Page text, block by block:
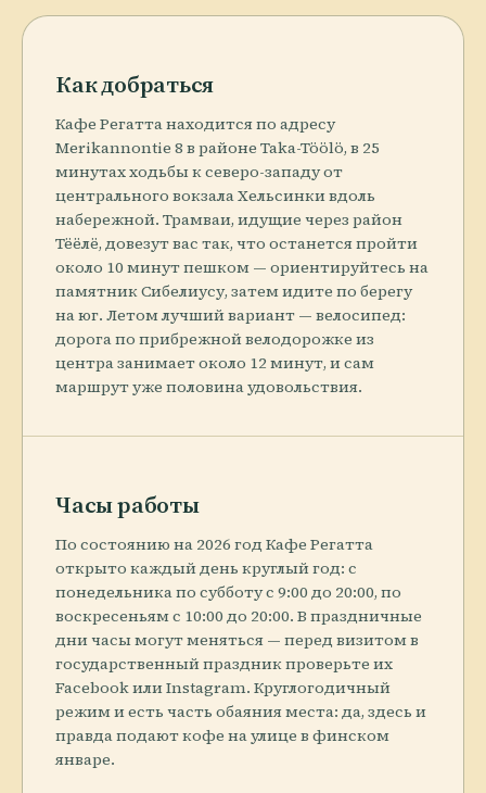
Как добраться
Кафе Регатта находится по адресу
Merikannontie 8 в районе Taka-Töölö, в 25
минутах ходьбы к северо-западу от
центрального вокзала Хельсинки вдоль
набережной. Трамваи, идущие через район
Тёёлё, довезут вас так, что останется пройти
около 10 минут пешком — ориентируйтесь на
памятник Сибелиусу, затем идите по берегу
на юг. Летом лучший вариант — велосипед:
дорога по прибрежной велодорожке из
центра занимает около 12 минут, и сам
маршрут уже половина удовольствия.
Часы работы
По состоянию на 2026 год Кафе Регатта
открыто каждый день круглый год: с
понедельника по субботу с 9:00 до 20:00, по
воскресеньям с 10:00 до 20:00. В праздничные
дни часы могут меняться — перед визитом в
государственный праздник проверьте их
Facebook или Instagram. Круглогодичный
режим и есть часть обаяния места: да, здесь и
правда подают кофе на улице в финском
январе.